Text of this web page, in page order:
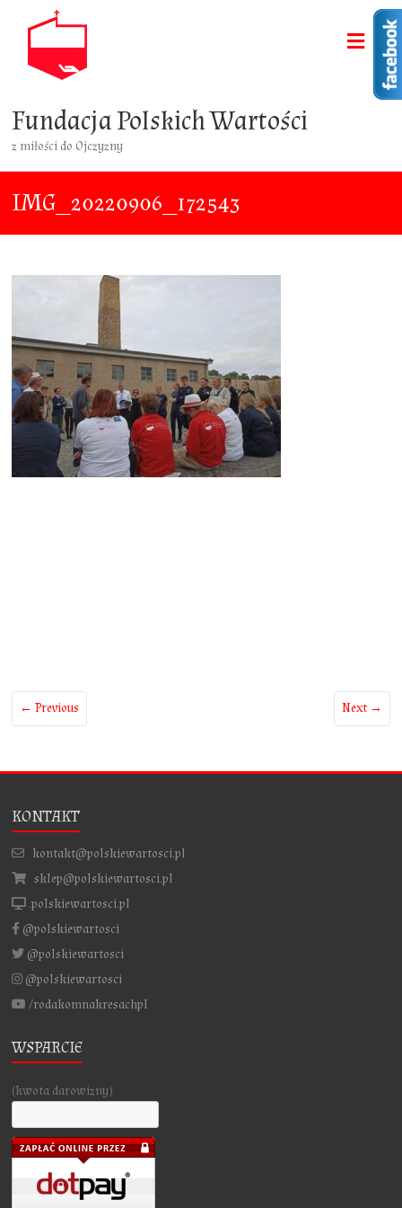
Fundacja Polskich Wartości
z miłości do Ojczyzny
IMG_20220906_172543
← Previous Next →
KONTAKT
kontakt@polskiewartosci.pl
sklep@polskiewartosci.pl
.polskiewartosci.pl
@polskiewartosci
@polskiewartosci
@polskiewartosci
/rodakomnakresachpl
WSPARCIE
(kwota darowizny)